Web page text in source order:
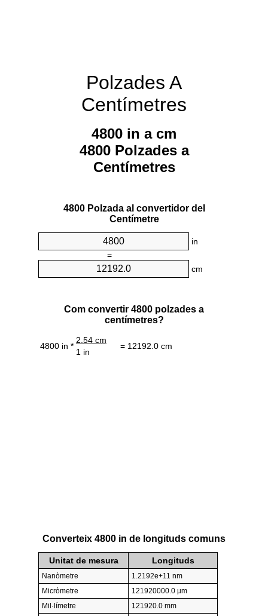
Polzades A
Centímetres
4800 in a cm
4800 Polzades a
Centímetres
4800 Polzada al convertidor del
Centímetre
in
=
cm
Com convertir 4800 polzades a
centímetres?
4800 in *
2.54 cm
= 12192.0 cm
1 in
Converteix 4800 in de longituds comuns
Unitat de mesura Longituds
Nanòmetre
1.2192e+11 nm
Micròmetre
121920000.0 µm
Mil·límetre
121920.0 mm